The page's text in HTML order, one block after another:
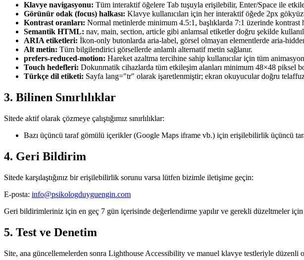
Klavye navigasyonu: Tüm interaktif öğelere Tab tuşuyla erişilebilir, Enter/Space ile
Görünür odak (focus) halkası: Klavye kullanıcıları için her interaktif öğede 2px
Kontrast oranları: Normal metinlerde minimum 4.5:1, başlıklarda 7:1 üzerinde
Semantik HTML: nav, main, section, article gibi anlamsal etiketler doğru şekilde
ARIA etiketleri: İkon-only butonlarda aria-label, görsel olmayan elementlerde aria-
Alt metin: Tüm bilgilendirici görsellerde anlamlı alternatif metin sağlanır.
prefers-reduced-motion: Hareket azaltma tercihine sahip kullanıcılar için tüm
Touch hedefleri: Dokunmatik cihazlarda tüm etkileşim alanları minimum 48×48 piksel
Türkçe dil etiketi: Sayfa lang="tr" olarak işaretlenmiştir; ekran okuyucular doğru
3. Bilinen Sınırlılıklar
Sitede aktif olarak çözmeye çalıştığımız sınırlılıklar:
Bazı üçüncü taraf gömülü içerikler (Google Maps iframe vb.) için erişilebilirlik üçüncü
4. Geri Bildirim
Sitede karşılaştığınız bir erişilebilirlik sorunu varsa lütfen bizimle iletişime geçin:
E-posta: info@psikologduyguengin.com
Geri bildirimleriniz için en geç 7 gün içerisinde değerlendirme yapılır ve gerekli düzeltmeler
5. Test ve Denetim
Site, ana güncellemelerden sonra Lighthouse Accessibility ve manuel klavye testleriyle